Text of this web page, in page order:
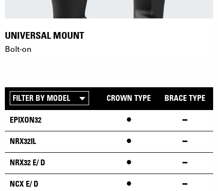
UNIVERSAL MOUNT
Bolt-on
CROWN TYPE BRACE TYPE
EPIXON32 •
NRX32IL •
NRX32 E/ D •
NCX E/ D •